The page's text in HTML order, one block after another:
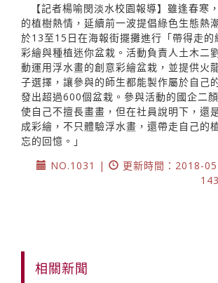
【記者楊喻閔淡水校園報導】雖逢春寒
的植樹熱情，延續前一波提倡綠色生態熱
於13至15日在海報街擺攤進行「帶得走的
彩繪與種植迷你盆栽。活動負責人土木二
動運用浮水畫的創意彩繪盆栽，並提供火
子選擇，讓參與的師生都能製作屬於自己
發出超過600個盆栽。參與活動的國企二
使自己不擅長畫畫，但在社員說明下，還
成彩繪，不只體驗浮水畫，還帶走自己的
忘的回憶。」
NO.1031 |
更新時間：2018-
相關新聞